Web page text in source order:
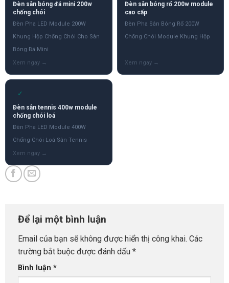
Đèn sân bóng đá mini 200w
chống chói
Đèn Pha LED Module 200W
Khung Hộp Chống Chói Cho Sân
Bóng Đá Mini
Đèn sân bóng rổ 200w module
cao cấp
Đèn Pha Sân Bóng Rổ 200W
Chống Chói Module Khung Hộp
✓
Đèn sân tennis 400w module
chống chói loá
Đèn Pha LED Module 400W
Chống Chói Loá Sân Tennis
Để lại một bình luận
Email của bạn sẽ không được hiển thị công khai. Các
trường bắt buộc được đánh dấu *
Bình luận *